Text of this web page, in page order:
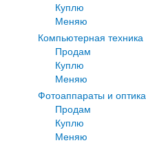
Куплю
Меняю
Компьютерная техника
Продам
Куплю
Меняю
Фотоаппараты и оптика
Продам
Куплю
Меняю